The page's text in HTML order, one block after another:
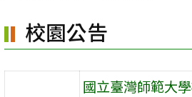
校園公告
國立臺灣師範大